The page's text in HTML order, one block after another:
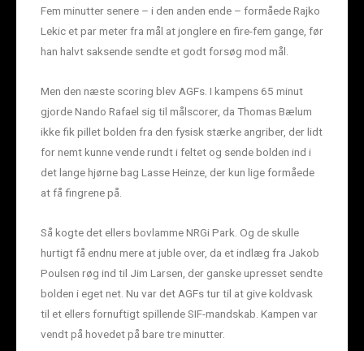
Fem minutter senere – i den anden ende – formåede Rajko
Lekic et par meter fra mål at jonglere en fire-fem gange, før
han halvt saksende sendte et godt forsøg mod mål.
Men den næste scoring blev AGFs. I kampens 65 minut
gjorde Nando Rafael sig til målscorer, da Thomas Bælum
ikke fik pillet bolden fra den fysisk stærke angriber, der lidt
for nemt kunne vende rundt i feltet og sende bolden ind i
det lange hjørne bag Lasse Heinze, der kun lige formåede
at få fingrene på.
Så kogte det ellers bovlamme NRGi Park. Og de skulle
hurtigt få endnu mere at juble over, da et indlæg fra Jakob
Poulsen røg ind til Jim Larsen, der ganske upresset sendte
bolden i eget net. Nu var det AGFs tur til at give koldvask
til et ellers fornuftigt spillende SIF-mandskab. Kampen var
vendt på hovedet på bare tre minutter.